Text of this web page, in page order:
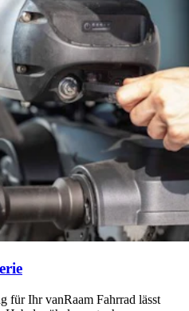
für Ihr vanRaam Fahrrad lässt